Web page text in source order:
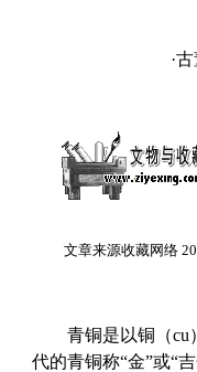
·
文章来源收藏网络
青铜是以铜（cu
代的青铜称“金”或“